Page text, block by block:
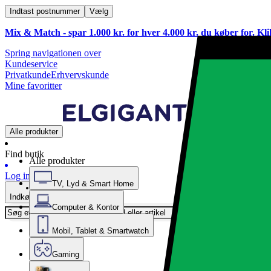
Indtast postnummer Vælg
Mix & Match - spar 1.000 kr. for hver 4.000 kr. du køber for.
Spring navigationen over
Kundeservice
PrivatkundeErhvervskunde
Mine favoritter
Alle produkter
Find butik
Log ind
Indkøbskurv
Alle produkter
TV, Lyd & Smart Home
Computer & Kontor
Mobil, Tablet & Smartwatch
Gaming